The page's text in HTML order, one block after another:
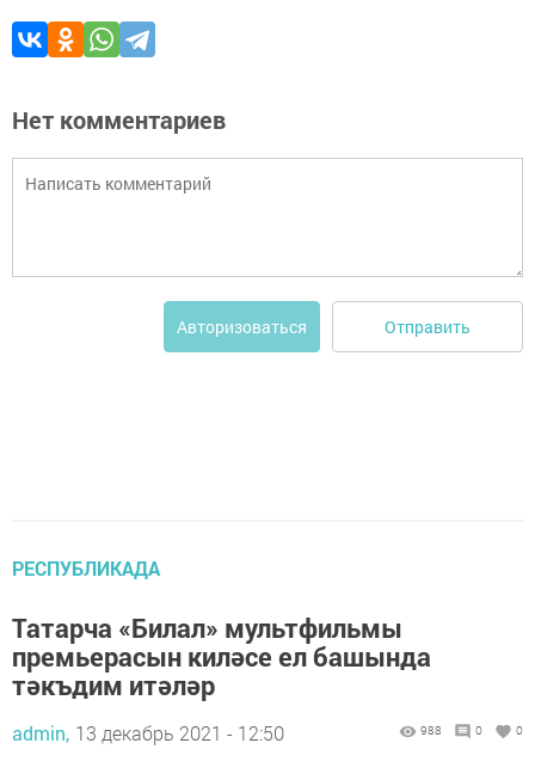
Нет комментариев
Авторизоваться Отправить
РЕСПУБЛИКАДА
Татарча «Билал» мультфильмы
премьерасын киләсе ел башында
тәкъдим итәләр
admin, 13 декабрь 2021 - 12:50 988 0 0